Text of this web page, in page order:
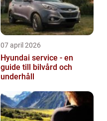
07 april 2026
Hyundai service - en
guide till bilvård och
underhåll